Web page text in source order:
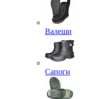
Валеши
Сапоги